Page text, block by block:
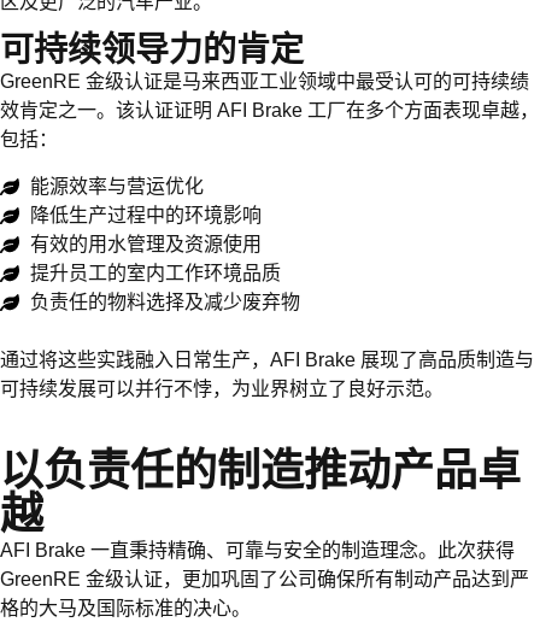
可持续领导力的肯定
GreenRE 金级认证是马来西亚工业领域中最受认可的可持续绩
效肯定之一。该认证证明 AFI Brake 工厂在多个方面表现卓越，
包括：
能源效率与营运优化
降低生产过程中的环境影响
有效的用水管理及资源使用
提升员工的室内工作环境品质
负责任的物料选择及减少废弃物
通过将这些实践融入日常生产，AFI Brake 展现了高品质制造与
可持续发展可以并行不悖，为业界树立了良好示范。
以负责任的制造推动产品卓
越
AFI Brake 一直秉持精确、可靠与安全的制造理念。此次获得
GreenRE 金级认证，更加巩固了公司确保所有制动产品达到严
格的大马及国际标准的决心。